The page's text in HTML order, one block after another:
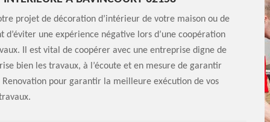
projet de décoration d’intérieur de votre maison ou de
une expérience négative lors d’une coopération
Il est vital de coopérer avec une entreprise digne de
bien les travaux, à l’écoute et en mesure de garantir
pour garantir la meilleure exécution de vos